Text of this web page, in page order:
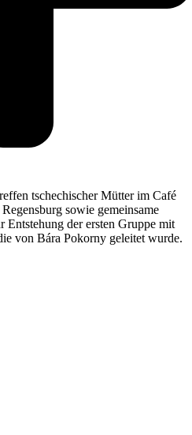
tschechischer Mütter im Café
sowie gemeinsame
der ersten Gruppe mit
von Bára Pokorny geleitet wurde.